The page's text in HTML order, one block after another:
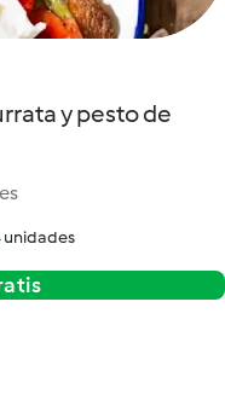
y pesto de
unidades